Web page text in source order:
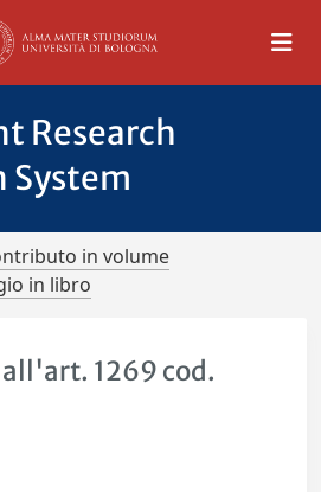
Research
in volume
in libro
1269 cod.